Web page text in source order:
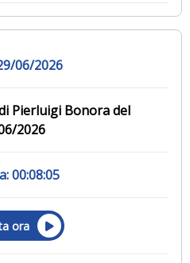
06/2026
Pierluigi Bonora del
2026
00:08:05
ora